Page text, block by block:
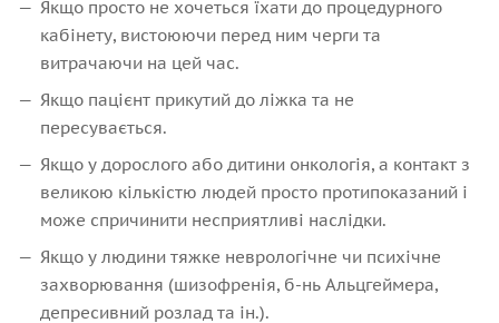
Якщо просто не хочеться їхати до процедурного
кабінету, вистоюючи перед ним черги та
витрачаючи на цей час.
Якщо пацієнт прикутий до ліжка та не
пересувається.
Якщо у дорослого або дитини онкологія, а контакт з
великою кількістю людей просто протипоказаний і
може спричинити несприятливі наслідки.
Якщо у людини тяжке неврологічне чи психічне
захворювання (шизофренія, б-нь Альцгеймера,
депресивний розлад та ін.).